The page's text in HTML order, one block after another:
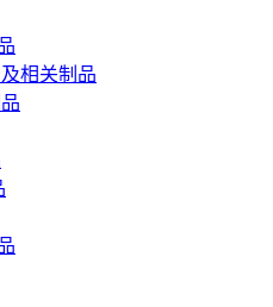
相关制品